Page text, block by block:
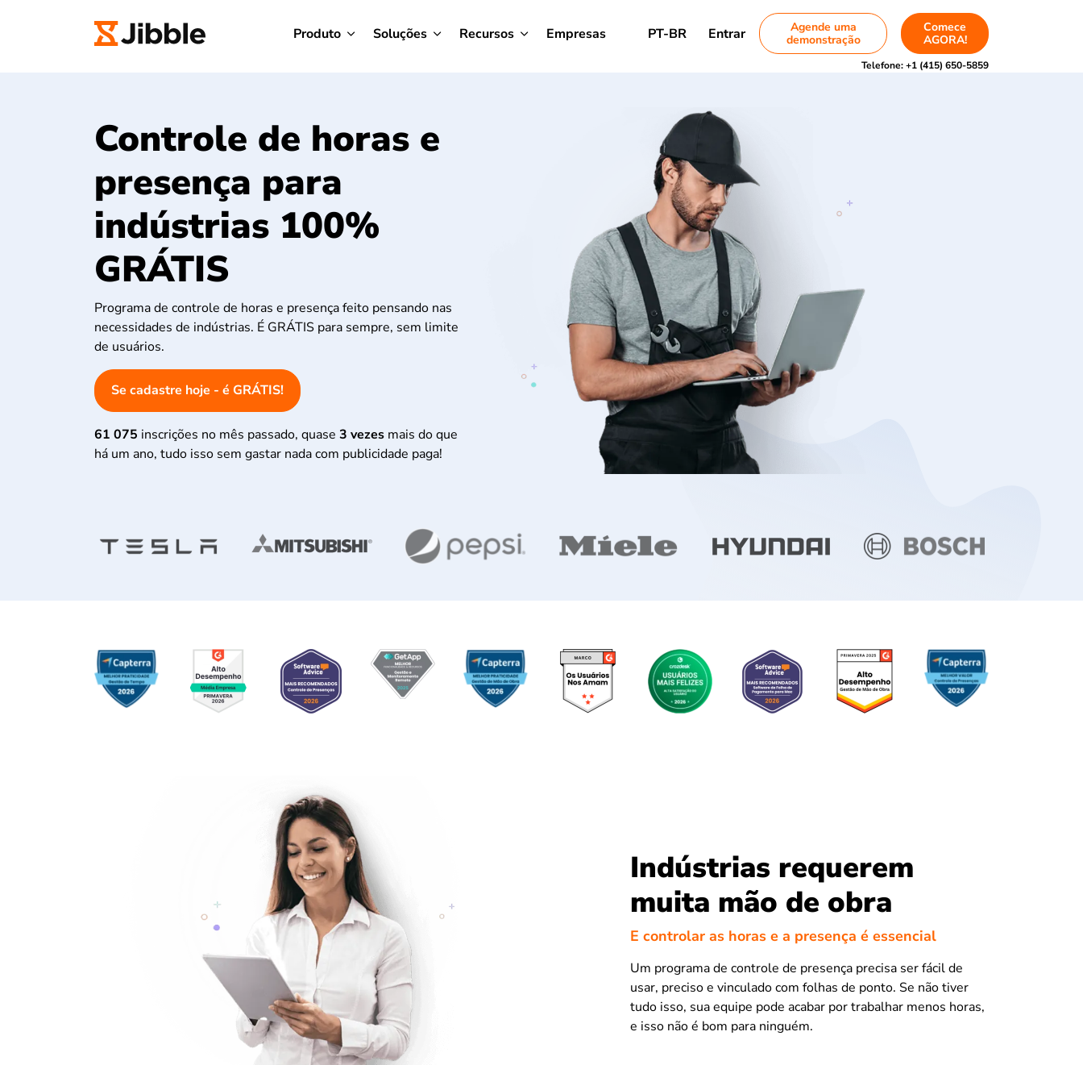
Produto Soluções Recursos Empresas PT-BR Entrar
Agende uma
demonstração
Comece
AGORA!
Telefone:+1 (415) 650-5859
Controle de horas e
presença para
indústrias 100%
GRÁTIS
Programa de controle de horas e presença feito pensando nas
necessidades de indústrias. É GRÁTIS para sempre, sem limite
de usuários.
Se cadastre hoje - é GRÁTIS!
61 075 inscrições no mês passado, quase 3 vezes mais do que
há um ano, tudo isso sem gastar nada com publicidade paga!
Indústrias requerem
muita mão de obra
E controlar as horas e a presença é essencial
Um programa de controle de presença precisa ser fácil de
usar, preciso e vinculado com folhas de ponto. Se não tiver
tudo isso, sua equipe pode acabar por trabalhar menos horas,
e isso não é bom para ninguém.